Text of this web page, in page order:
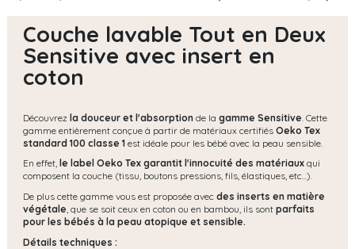
Couche lavable Tout en Deux
Sensitive avec insert en
coton
Découvrez la douceur et l'absorption de la gamme Sensitive . Cette
gamme entièrement conçue à partir de matériaux certifiés Oeko Tex
standard 100 classe 1 est idéale pour les bébé avec la peau sensible.
En effet, le label Oeko Tex garantit l'innocuité des matériaux qui
composent la couche (tissu, boutons pressions, fils, élastiques, etc...).
De plus cette gamme vous est proposée avec des inserts en matière
végétale, que se soit ceux en coton ou en bambou, ils sont parfaits
pour les bébés à la peau atopique et sensible.
Détails techniques :